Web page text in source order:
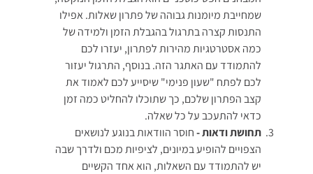
שמחייבת מיומנות גבוהה של פתרון שאלות. אפילו
התנסות קצרה בתרגול בהגבלת הזמן ולמידה של
כמה אסטרטגיות מהירות לפתרון, יעזרו לכם
להתמודד עם האתגר הזה. בנוסף, התרגול יעזור
לכם לפתח "שעון פנימי" שיסייע לכם לאמוד את
קצב הפתרון שלכם, כך שתוכלו להחליט כמה זמן
כדאי להתעכב על כל שאלה.
תחושת ודאות -חוסר הוודאות בנוגע לנושאים
הצפויים להופיע במיונים, לציפיות מכם ולדרך שבה
יש להתמודד עם השאלות, הוא אחד הקשיים